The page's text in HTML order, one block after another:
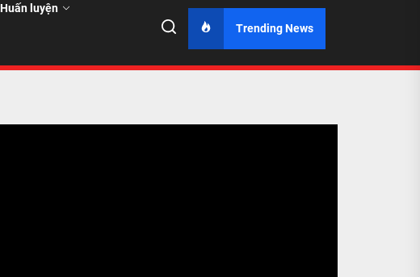
luyện
Trending News